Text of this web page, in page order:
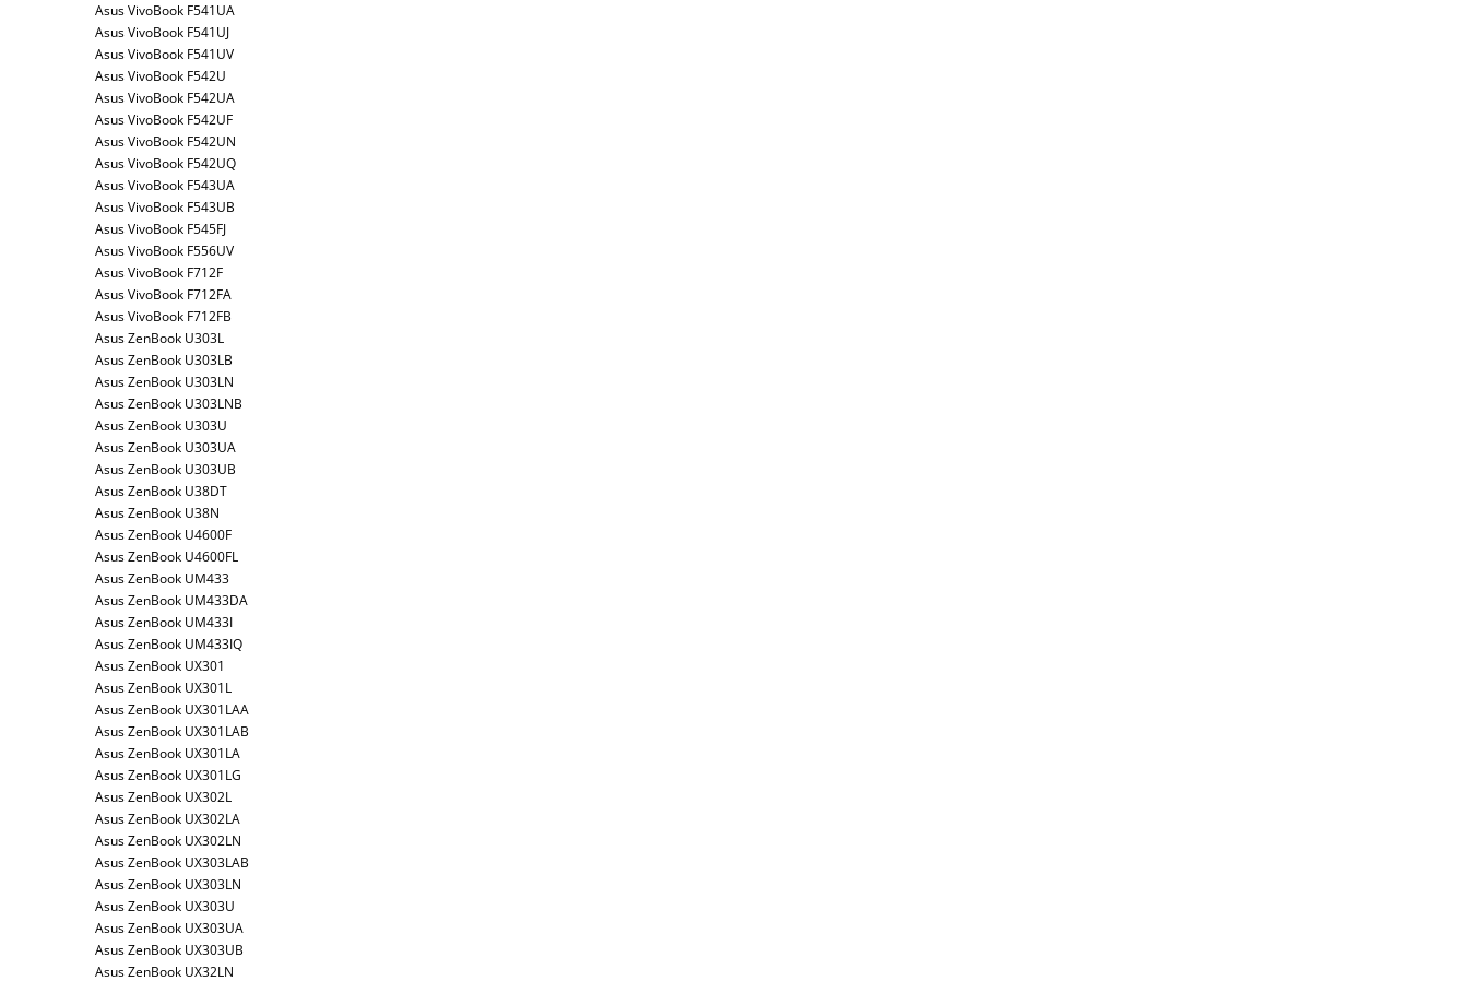
Asus VivoBook F541UA
Asus VivoBook F541UJ
Asus VivoBook F541UV
Asus VivoBook F542U
Asus VivoBook F542UA
Asus VivoBook F542UF
Asus VivoBook F542UN
Asus VivoBook F542UQ
Asus VivoBook F543UA
Asus VivoBook F543UB
Asus VivoBook F545FJ
Asus VivoBook F556UV
Asus VivoBook F712F
Asus VivoBook F712FA
Asus VivoBook F712FB
Asus ZenBook U303L
Asus ZenBook U303LB
Asus ZenBook U303LN
Asus ZenBook U303LNB
Asus ZenBook U303U
Asus ZenBook U303UA
Asus ZenBook U303UB
Asus ZenBook U38DT
Asus ZenBook U38N
Asus ZenBook U4600F
Asus ZenBook U4600FL
Asus ZenBook UM433
Asus ZenBook UM433DA
Asus ZenBook UM433I
Asus ZenBook UM433IQ
Asus ZenBook UX301
Asus ZenBook UX301L
Asus ZenBook UX301LAA
Asus ZenBook UX301LAB
Asus ZenBook UX301LA
Asus ZenBook UX301LG
Asus ZenBook UX302L
Asus ZenBook UX302LA
Asus ZenBook UX302LN
Asus ZenBook UX303LAB
Asus ZenBook UX303LN
Asus ZenBook UX303U
Asus ZenBook UX303UA
Asus ZenBook UX303UB
Asus ZenBook UX32LN